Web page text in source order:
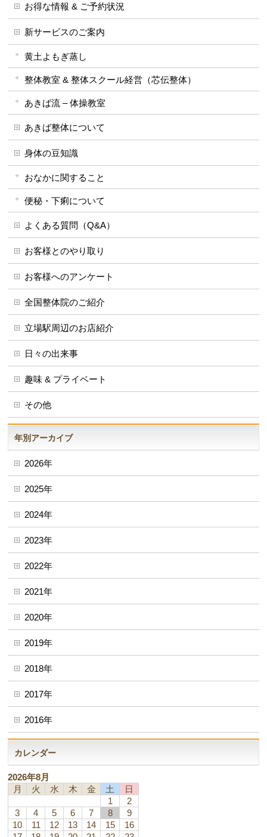
お得な情報 & ご予約状況
新サービスのご案内
黄土よもぎ蒸し
整体教室 & 整体スクール経営（芯伝整体）
あきば流 – 体操教室
あきば整体について
身体の豆知識
おなかに関すること
便秘・下痢について
よくある質問（Q&A）
お客様とのやり取り
お客様へのアンケート
全国整体院のご紹介
立場駅周辺のお店紹介
日々の出来事
趣味 & プライベート
その他
年別アーカイブ
2026年
2025年
2024年
2023年
2022年
2021年
2020年
2019年
2018年
2017年
2016年
カレンダー
2026年8月
月
火 水 木 金 土 日
1
2
3
4 5 6 7 8
9
10
11 12 13 14 15
16